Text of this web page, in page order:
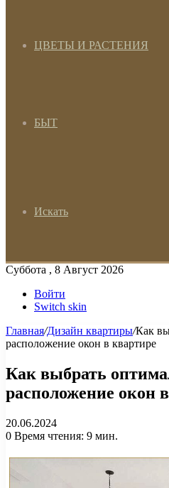
ЦВЕТЫ И РАСТЕНИЯ
БЫТ
Искать
Суббота , 8 Август 2026
Войти
Switch skin
Главная/Дизайн квартиры/Как
расположение окон в квартире
Как выбрать
расположение окон
20.06.2024
0 Время чтения: 9 мин.